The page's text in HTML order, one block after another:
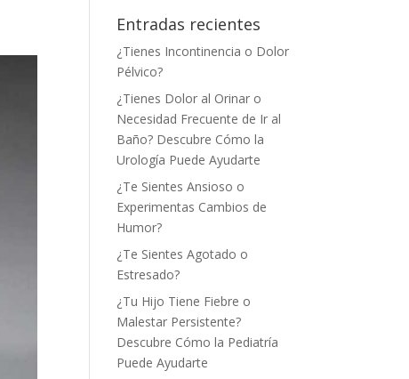
Entradas recientes
¿Tienes Incontinencia o Dolor
Pélvico?
¿Tienes Dolor al Orinar o
Necesidad Frecuente de Ir al
Baño? Descubre Cómo la
Urología Puede Ayudarte
¿Te Sientes Ansioso o
Experimentas Cambios de
Humor?
¿Te Sientes Agotado o
Estresado?
¿Tu Hijo Tiene Fiebre o
Malestar Persistente?
Descubre Cómo la Pediatría
Puede Ayudarte